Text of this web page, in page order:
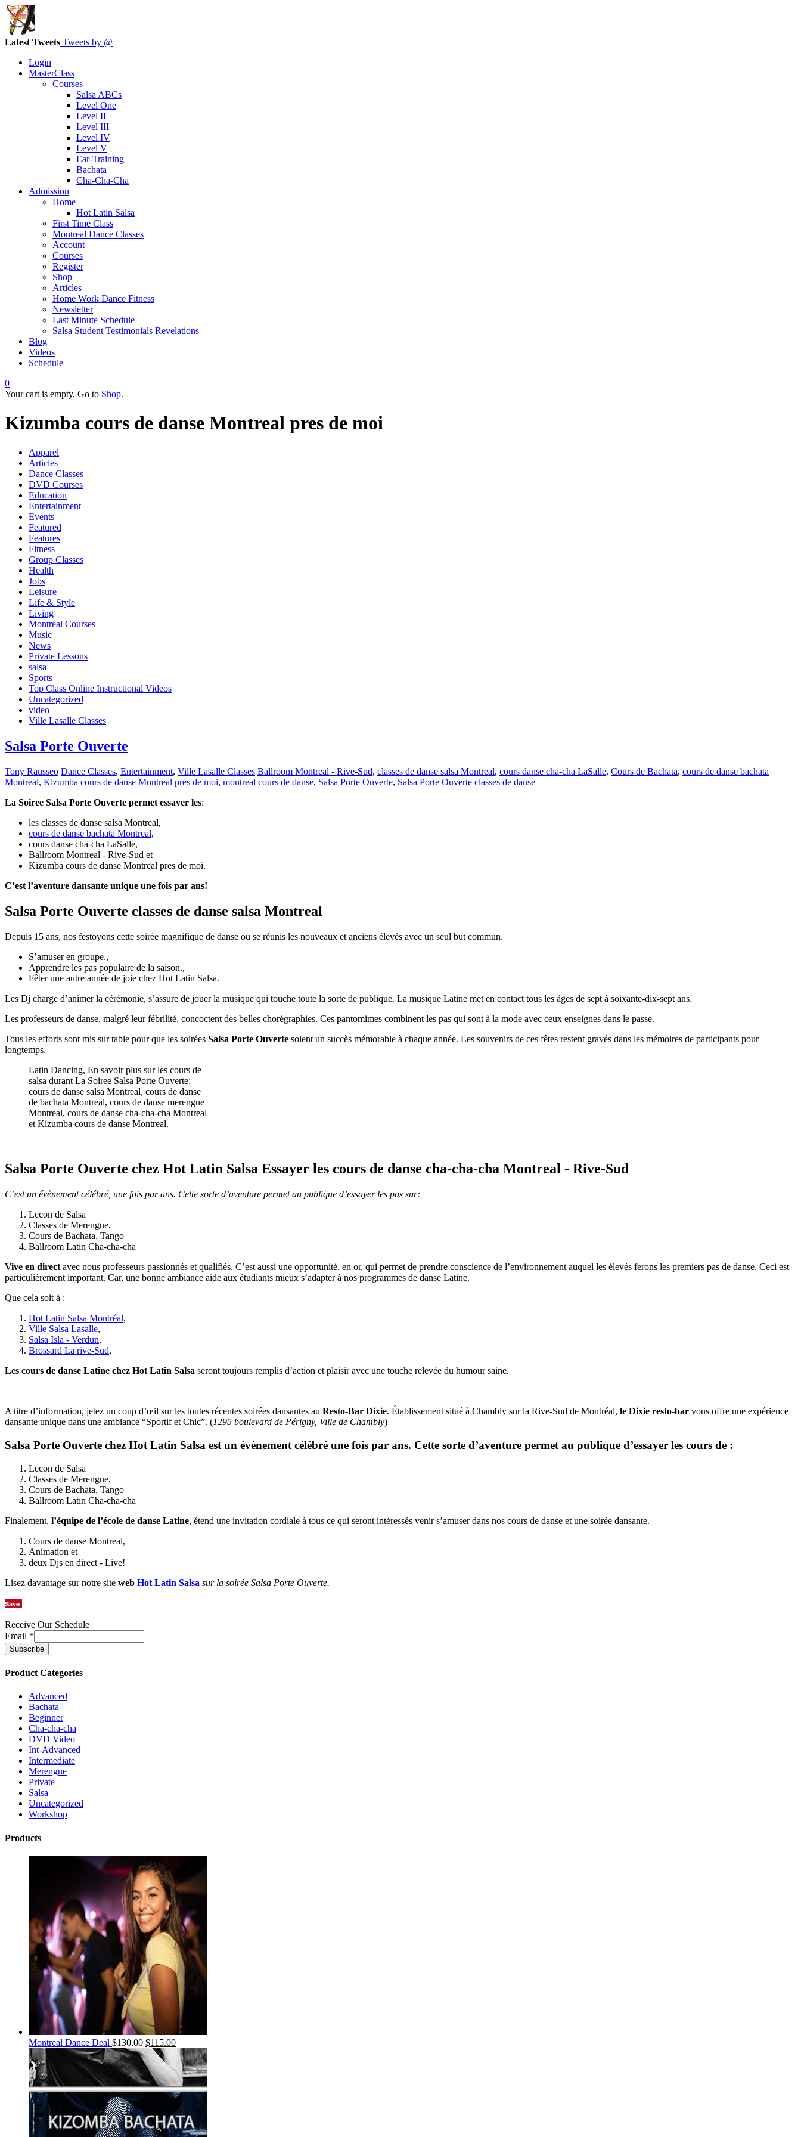
Latest Tweets Tweets by @
Login
MasterClass
Courses
Salsa ABCs
Level One
Level II
Level III
Level IV
Level V
Ear-Training
Bachata
Cha-Cha-Cha
Admission
Home
Hot Latin Salsa
First Time Class
Montreal Dance Classes
Account
Courses
Register
Shop
Articles
Home Work Dance Fitness
Newsletter
Last Minute Schedule
Salsa Student Testimonials Revelations
Blog
Videos
Schedule
0
Your cart is empty. Go to Shop.
Kizumba cours de danse Montreal pres de moi
Apparel
Articles
Dance Classes
DVD Courses
Education
Entertainment
Events
Featured
Features
Fitness
Group Classes
Health
Jobs
Leisure
Life & Style
Living
Montreal Courses
Music
News
Private Lessons
salsa
Sports
Top Class Online Instructional Videos
Uncategorized
video
Ville Lasalle Classes
Salsa Porte Ouverte
Tony Rausseo Dance Classes, Entertainment, Ville Lasalle Classes Ballroom Montreal - Rive-Sud, classes de danse salsa Montreal, cours danse cha-cha LaSalle, Cours de Bachata, cours de danse bachata
Montreal, Kizumba cours de danse Montreal pres de moi, montreal cours de danse, Salsa Porte Ouverte, Salsa Porte Ouverte classes de danse
La Soiree Salsa Porte Ouverte permet essayer les:
les classes de danse salsa Montreal,
cours de danse bachata Montreal,
cours danse cha-cha LaSalle,
Ballroom Montreal - Rive-Sud et
Kizumba cours de danse Montreal pres de moi.
C’est l’aventure dansante unique une fois par ans!
Salsa Porte Ouverte classes de danse salsa Montreal
Depuis 15 ans, nos festoyons cette soirée magnifique de danse ou se réunis les nouveaux et anciens élevés avec un seul but commun.
S’amuser en groupe.,
Apprendre les pas populaire de la saison.,
Fêter une autre année de joie chez Hot Latin Salsa.
Les Dj charge d’animer la cérémonie, s’assure de jouer la musique qui touche toute la sorte de publique. La musique Latine met en contact tous les âges de sept à soixante-dix-sept ans.
Les professeurs de danse, malgré leur fébrilité, concoctent des belles chorégraphies. Ces pantomimes combinent les pas qui sont à la mode avec ceux enseignes dans le passe.
Tous les efforts sont mis sur table pour que les soirées Salsa Porte Ouverte soient un succès mémorable à chaque année. Les souvenirs de ces fêtes restent gravés dans les mémoires de participants pour
longtemps.
Latin Dancing, En savoir plus sur les cours de
salsa durant La Soiree Salsa Porte Ouverte:
cours de danse salsa Montreal, cours de danse
de bachata Montreal, cours de danse merengue
Montreal, cours de danse cha-cha-cha Montreal
et Kizumba cours de danse Montreal.
Salsa Porte Ouverte chez Hot Latin Salsa Essayer les cours de danse cha-cha-cha Montreal - Rive-Sud
C’est un évènement célébré, une fois par ans. Cette sorte d’aventure permet au publique d’essayer les pas sur:
Lecon de Salsa
Classes de Merengue,
Cours de Bachata, Tango
Ballroom Latin Cha-cha-cha
Vive en direct avec nous professeurs passionnés et qualifiés. C’est aussi une opportunité, en or, qui permet de prendre conscience de l’environnement auquel les élevés ferons les premiers pas de danse. Ceci est
particulièrement important. Car, une bonne ambiance aide aux étudiants mieux s’adapter à nos programmes de danse Latine.
Que cela soit à :
Hot Latin Salsa Montréal,
Ville Salsa Lasalle,
Salsa Isla - Verdun,
Brossard La rive-Sud,
Les cours de danse Latine chez Hot Latin Salsa seront toujours remplis d’action et plaisir avec une touche relevée du humour saine.
A titre d’information, jetez un coup d’œil sur les toutes récentes soirées dansantes au Resto-Bar Dixie. Établissement situé à Chambly sur la Rive-Sud de Montréal, le Dixie resto-bar vous offre une expérience
dansante unique dans une ambiance “Sportif et Chic”. (1295 boulevard de Périgny, Ville de Chambly)
Salsa Porte Ouverte chez Hot Latin Salsa est un évènement célébré une fois par ans. Cette sorte d’aventure permet au publique d’essayer les cours de :
Lecon de Salsa
Classes de Merengue,
Cours de Bachata, Tango
Ballroom Latin Cha-cha-cha
Finalement, l’équipe de l’école de danse Latine, étend une invitation cordiale à tous ce qui seront intéressés venir s’amuser dans nos cours de danse et une soirée dansante.
Cours de danse Montreal,
Animation et
deux Djs en direct - Live!
Lisez davantage sur notre site web Hot Latin Salsa sur la soirée Salsa Porte Ouverte.
Save
Receive Our Schedule
Email *
Product Categories
Advanced
Bachata
Beginner
Cha-cha-cha
DVD Video
Int-Advanced
Intermediate
Merengue
Private
Salsa
Uncategorized
Workshop
Products
Montreal Dance Deal $130.00 $115.00